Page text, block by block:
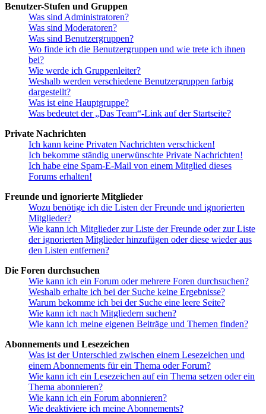
Benutzer-Stufen und Gruppen
Was sind Administratoren?
Was sind Moderatoren?
Was sind Benutzergruppen?
Wo finde ich die Benutzergruppen und wie trete ich ihnen
bei?
Wie werde ich Gruppenleiter?
Weshalb werden verschiedene Benutzergruppen farbig
dargestellt?
Was ist eine Hauptgruppe?
Was bedeutet der „Das Team“-Link auf der Startseite?
Private Nachrichten
Ich kann keine Privaten Nachrichten verschicken!
Ich bekomme ständig unerwünschte Private Nachrichten!
Ich habe eine Spam-E-Mail von einem Mitglied dieses
Forums erhalten!
Freunde und ignorierte Mitglieder
Wozu benötige ich die Listen der Freunde und ignorierten
Mitglieder?
Wie kann ich Mitglieder zur Liste der Freunde oder zur Liste
der ignorierten Mitglieder hinzufügen oder diese wieder aus
den Listen entfernen?
Die Foren durchsuchen
Wie kann ich ein Forum oder mehrere Foren durchsuchen?
Weshalb erhalte ich bei der Suche keine Ergebnisse?
Warum bekomme ich bei der Suche eine leere Seite?
Wie kann ich nach Mitgliedern suchen?
Wie kann ich meine eigenen Beiträge und Themen finden?
Abonnements und Lesezeichen
Was ist der Unterschied zwischen einem Lesezeichen und
einem Abonnements für ein Thema oder Forum?
Wie kann ich ein Lesezeichen auf ein Thema setzen oder ein
Thema abonnieren?
Wie kann ich ein Forum abonnieren?
Wie deaktiviere ich meine Abonnements?